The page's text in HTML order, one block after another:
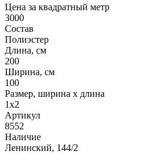
Цена за квадратный метр
3000
Состав
Полиэстер
Длина, см
200
Ширина, см
100
Размер, ширина x длина
1x2
Артикул
8552
Наличие
Ленинский, 144/2